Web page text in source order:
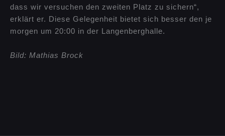
dass wir versuchen den zweiten Platz zu sichern“,
erklärt er. Diese Gelegenheit bietet sich besser den je
morgen um 20:00 in der Langenberghalle.
Bild: Mathias Brock